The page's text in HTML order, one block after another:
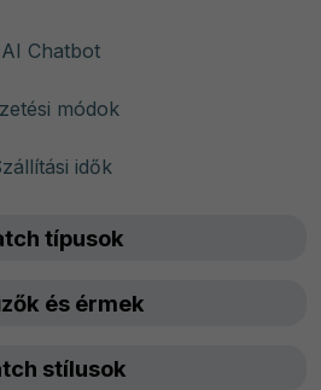
AI Chatbot
módok
idők
típusok
és érmek
stílusok